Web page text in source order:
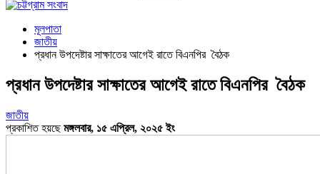
মূলপাতা
জাতীয়
প্রধান উপদেষ্টার সাক্ষাতের আগেই রাতে বিএনপির বৈঠক
প্রধান উপদেষ্টার সাক্ষাতের আগেই রাতে বিএনপির বৈঠক
জাতীয়
প্রকাশিত হয়ছেমঙ্গলবার, ১৫ এপ্রিল, ২০২৫ ইং